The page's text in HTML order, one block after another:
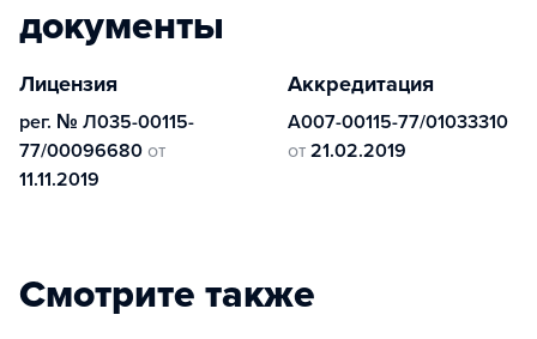
документы
Лицензия
рег. № Л035-00115-
77/00096680 от
11.11.2019
Аккредитация
А007-00115-77/01033310
от 21.02.2019
Смотрите также